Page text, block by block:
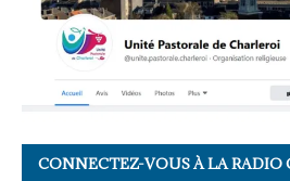
CONNECTEZ-VOUS À LA